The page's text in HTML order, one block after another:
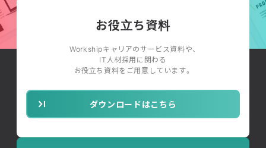
お役立ち資料
Workshipキャリアのサービス資料や、
IT人材採用に関わる
お役立ち資料をご用意しています。
ダウンロードはこちら